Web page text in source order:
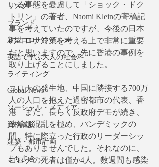
リスク
ブランド
新型コロナウイルス
英語で学ぶ大人の社会科
ライティング
Global News
ソーシャル・メディア
資格試験
建築・都市計画
まち歩き
いる事態を憂慮して
「ショック・ドク
トリン」の著者、Naomi Kleinの寄稿記
事を考えていたのですが、 今後の日本
のコロナ対策を考える上で非常に重要
だと思いますので、先に香港の事例を
取り上げることにしました。
コロナの発生地、中国に隣接する700万
人の人口を抱えた過密都市の代表、香
港　また、長らく反政府デモが続き、
政治は混乱を極め、パンデミックの
間、特に際立った行政のリーダーシッ
プもありませんでした。それなのに、
コロナの死者は僅か4人。数週間も感染